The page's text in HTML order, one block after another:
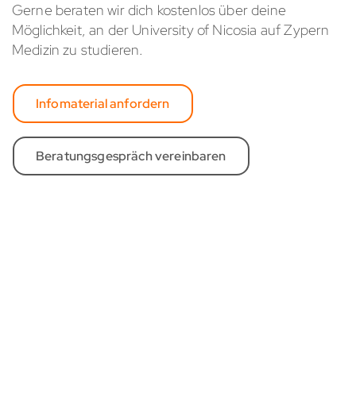
Gerne beraten wir dich kostenlos über deine
Möglichkeit, an der University of Nicosia auf Zypern
Medizin zu studieren.
Infomaterial anfordern
Beratungsgespräch vereinbaren